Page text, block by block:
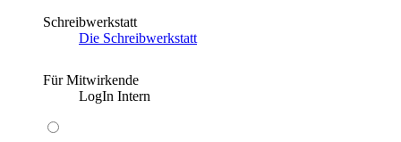
Schreibwerkstatt
Die Schreibwerkstatt
Für Mitwirkende
LogIn Intern